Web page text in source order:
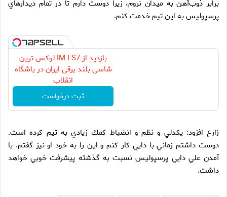
برابر ذوب‌آهن به ميدان نروم، زيرا دوست دارم تا در تمام ديدارهاي
پرسپوليس به اين تيم خدمت كنم.
بازدید از IM LS7 لوکس ترین
شاسی بلند برقی ایران در باشگاه
انقلاب
ثبت درخواست
زارع افزود: يكدلي و نظم و انضباط كمك زيادي به تيم كرده است.
دوست داشتم زماني با دايي كار كنم و اين را به خود او نيز گفتم. با
آمدن علي دايي پرسپوليس نسبت به گذشته پيشرفت خوبي خواهد
داشت.